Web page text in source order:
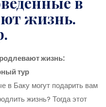
жизнь.
жизнь:
тур
в Баку могут подарить вам
жизнь? Тогда этот